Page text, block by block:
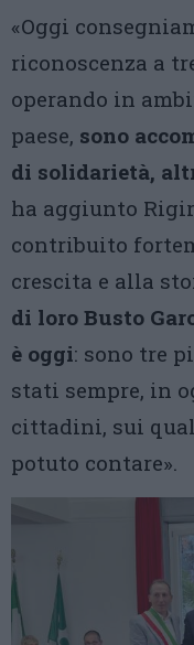
«Oggi
riconoscenza a
operando in
paese, sono
di solidarietà,
ha aggiunto
contribuito
crescita e alla
di loro Busto
è oggi: sono tre
stati sempre, in
cittadini, sui
potuto contare».